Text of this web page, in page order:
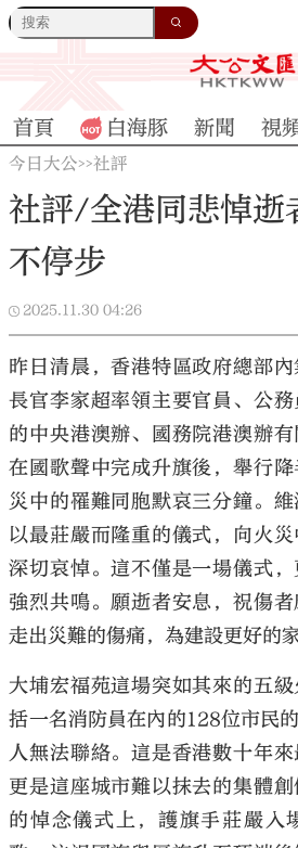
大公文匯
首頁 白海豚 新聞 視
今日大公>>社評
社評/全港同悲悼逝
不停步
2025.11.30 04:26
昨日清晨，香港特區政府總部
長官李家超率領主要官員、公
的中央港澳辦、國務院港澳辦有
在國歌聲中完成升旗後，舉行
災中的罹難同胞默哀三分鐘。維
以最莊嚴而隆重的儀式，向火
深切哀悼。這不僅是一場儀式
強烈共鳴。願逝者安息，祝傷
走出災難的傷痛，為建設更好的
大埔宏福苑這場突如其來的五
括一名消防員在內的128位市民
人無法聯絡。這是香港數十年來
更是這座城市難以抹去的集體
的悼念儀式上，護旗手莊嚴入